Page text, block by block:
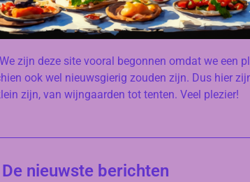
zijn deze site vooral begonnen omdat we een
ook wel nieuwsgierig zouden zijn. Dus hier
zijn, van wijngaarden tot tenten. Veel plezier!
De nieuwste berichten